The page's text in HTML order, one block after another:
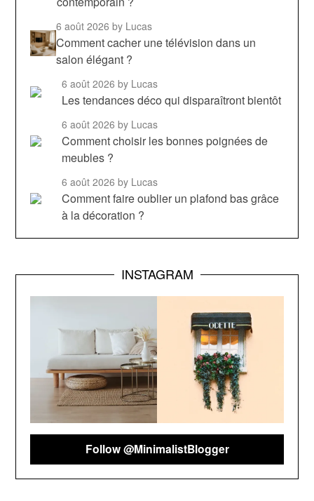
6 août 2026by Lucas
Comment cacher une télévision dans un
salon élégant ?
6 août 2026by Lucas
Les tendances déco qui disparaîtront bientôt
6 août 2026by Lucas
Comment choisir les bonnes poignées de
meubles ?
6 août 2026by Lucas
Comment faire oublier un plafond bas grâce
à la décoration ?
INSTAGRAM
Follow @MinimalistBlogger